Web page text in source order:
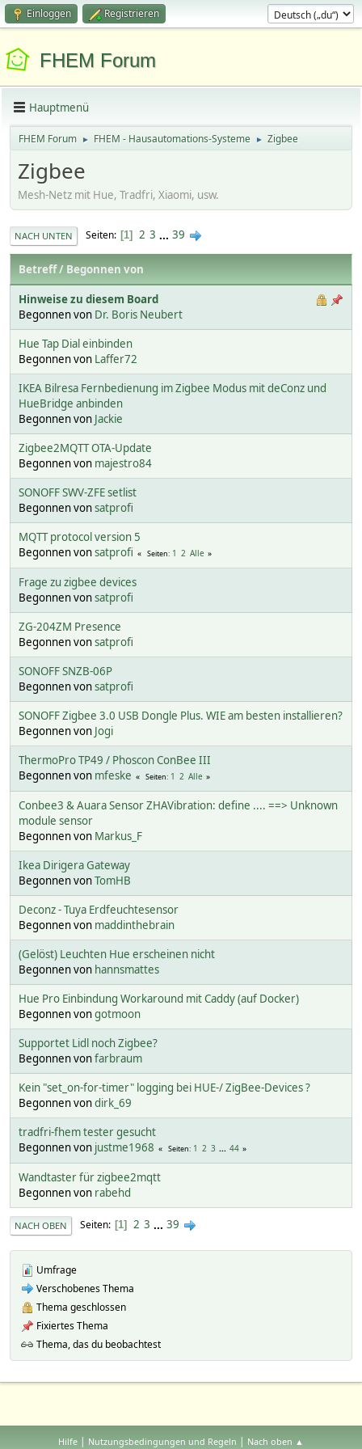
Einloggen Registrieren
FHEM Forum
Hauptmenü
FHEM Forum ► FHEM - Hausautomations-Systeme ► Zigbee
Zigbee
Mesh-Netz mit Hue, Tradfri, Xiaomi, usw.
NACH UNTEN Seiten 1 2 3 ... 39
Betreff/ Begonnen von
Hinweise zu diesem Board
Begonnen von Dr. Boris Neubert
Hue Tap Dial einbinden
Begonnen von Laffer72
IKEA Bilresa Fernbedienung im Zigbee Modus mit deConz und
HueBridge anbinden
Begonnen von Jackie
Zigbee2MQTT OTA-Update
Begonnen von majestro84
SONOFF SWV-ZFE setlist
Begonnen vonsatprofi
MQTT protocol version 5
Begonnen vonsatprofi Seiten 1 2 Alle
Frage zu zigbee devices
Begonnen vonsatprofi
ZG-204ZM Presence
Begonnen vonsatprofi
SONOFF SNZB-06P
Begonnen vonsatprofi
SONOFF Zigbee 3.0 USB Dongle Plus. WIE am besten installieren?
Begonnen von Jogi
ThermoPro TP49 / Phoscon ConBee III
Begonnen von mfeske Seiten 1 2 Alle
Conbee3 & Auara Sensor ZHAVibration: define .... ==> Unknown
module sensor
Begonnen von Markus_F
Ikea Dirigera Gateway
Begonnen vonTomHB
Deconz - Tuya Erdfeuchtesensor
Begonnen von maddinthebrain
(Gelöst) Leuchten Hue erscheinen nicht
Begonnen von hannsmattes
Hue Pro Einbindung Workaround mit Caddy (auf Docker)
Begonnen vongotmoon
Supportet Lidl noch Zigbee?
Begonnen vonfarbraum
Kein "set_on-for-timer" logging bei HUE-/ ZigBee-Devices ?
Begonnen vondirk_69
tradfri-fhem tester gesucht
Begonnen von justme1968 Seiten 1 2 3 ... 44
Wandtaster für zigbee2mqtt
Begonnen von rabehd
NACH OBEN Seiten 1 2 3 ... 39
Umfrage
Verschobenes Thema
Thema geschlossen
Fixiertes Thema
Thema, das du beobachtest
Hilfe | Nutzungsbedingungen und Regeln | Nach oben ▲